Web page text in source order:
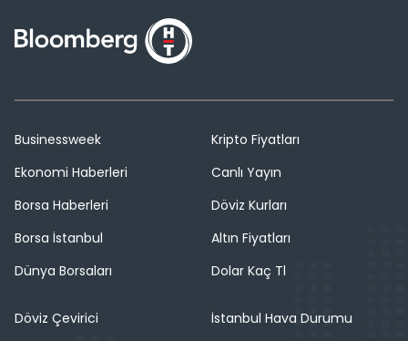
Businessweek
Ekonomi Haberleri
Borsa Haberleri
Borsa İstanbul
Dünya Borsaları
Kripto Fiyatları
Canlı Yayın
Döviz Kurları
Altın Fiyatları
Dolar Kaç Tl
Döviz Çevirici
İstanbul Hava Durumu